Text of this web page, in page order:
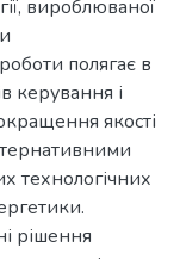
вироблюваної
полягає в
керування і
якості
технологічних
рішення